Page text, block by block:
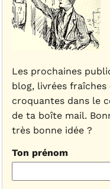
Les prochaines
blog, livrées fraîches
croquantes dans le
de ta boîte mail.
très bonne idée ?
Ton prénom